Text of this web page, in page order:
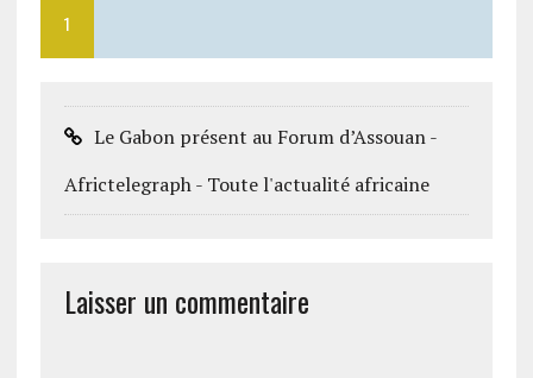
1
Le Gabon présent au Forum d’Assouan -
Africtelegraph - Toute l'actualité africaine
Laisser un commentaire